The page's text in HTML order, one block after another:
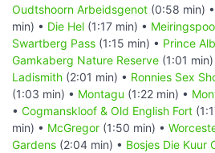
Oudtshoorn Arbeidsgenot (0:58 min) •
min) • Die Hel (1:17 min) •
Swartberg Pass (1:15 min) • Prince
Gamkaberg Nature Reserve (1:01 min)
Ladismith (2:01 min) • Ronnies Sex
(1:03 min) • Montagu (1:22 min) •
• Cogmanskloof & Old English Fort
min) • McGregor (1:50 min) •
Gardens (2:04 min) • Bosjes Die Kuur